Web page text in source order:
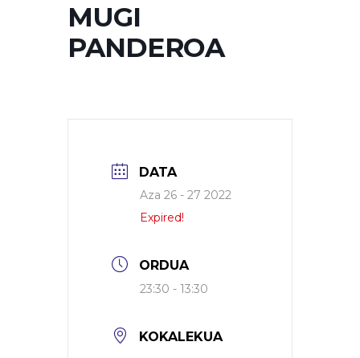
MUGI
PANDEROA
DATA
Aza 26 - 27 2022
Expired!
ORDUA
23:30 - 13:30
KOKALEKUA